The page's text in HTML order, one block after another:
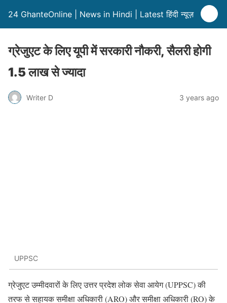
24 GhanteOnline | News in Hindi | Latest हिंदी न्यूज़
ग्रेजुएट के लिए यूपी में सरकारी नौकरी, सैलरी होगी
1.5 लाख से ज्यादा
Writer D 3 years ago
UPPSC
ग्रेजुएट उम्मीदवारों के लिए उत्तर प्रदेश लोक सेवा आयेग (UPPSC) की
तरफ से सहायक समीक्षा अधिकारी (ARO) और समीक्षा अधिकारी (RO) के